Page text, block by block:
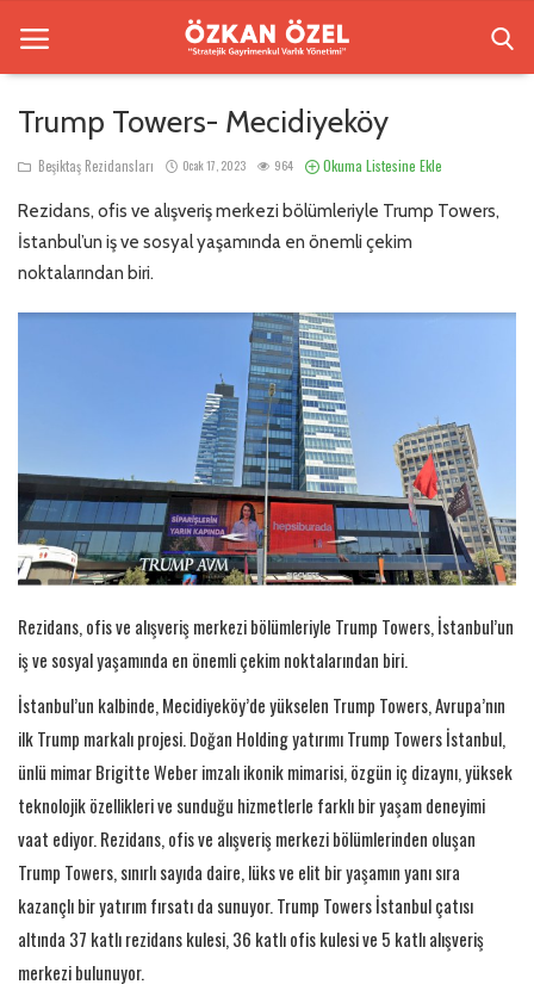
Anasayfa
Beşiktaş Rezidansları
İletişim
Bilgilendirme
Türkçe
Trump Towers- Mecidiyeköy
Beşiktaş Rezidansları Ocak 17, 2023 964 Okuma Listesine Ekle
Rezidans, ofis ve alışveriş merkezi bölümleriyle Trump Towers,
İstanbul’un iş ve sosyal yaşamında en önemli çekim
noktalarından biri.
Rezidans, ofis ve alışveriş merkezi bölümleriyle Trump Towers, İstanbul’un
iş ve sosyal yaşamında en önemli çekim noktalarından biri.
İstanbul’un kalbinde, Mecidiyeköy’de yükselen Trump Towers, Avrupa’nın
ilk Trump markalı projesi. Doğan Holding yatırımı Trump Towers İstanbul,
ünlü mimar Brigitte Weber imzalı ikonik mimarisi, özgün iç dizaynı, yüksek
teknolojik özellikleri ve sunduğu hizmetlerle farklı bir yaşam deneyimi
vaat ediyor. Rezidans, ofis ve alışveriş merkezi bölümlerinden oluşan
Trump Towers, sınırlı sayıda daire, lüks ve elit bir yaşamın yanı sıra
kazançlı bir yatırım fırsatı da sunuyor. Trump Towers İstanbul çatısı
altında 37 katlı rezidans kulesi, 36 katlı ofis kulesi ve 5 katlı alışveriş
merkezi bulunuyor.